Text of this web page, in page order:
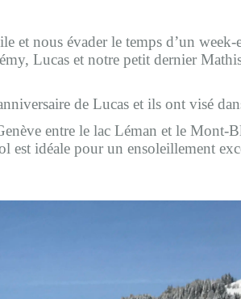
nous évader le temps d’un week-
Lucas et notre petit dernier
de Lucas et ils ont visé
entre le lac Léman et le Mont-
est idéale pour un ensoleillement